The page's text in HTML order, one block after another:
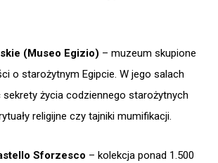
(Museo Egizio) – muzeum skupione
o starożytnym Egipcie. W jego salach
życia codziennego starożytnych
religijne czy tajniki mumifikacji.
Sforzesco – kolekcja ponad 1.500